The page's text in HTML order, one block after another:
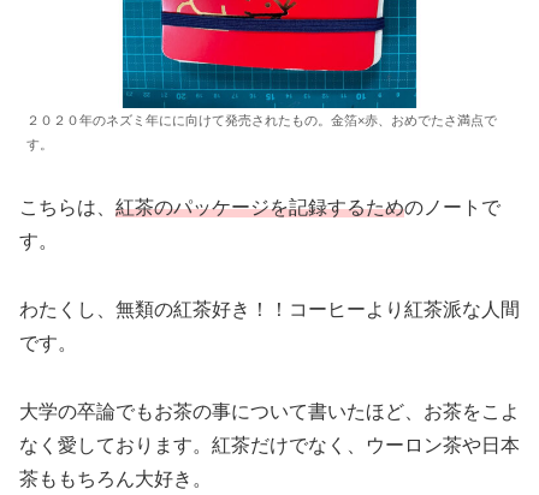
２０２０年のネズミ年にに向けて発売されたもの。金箔×赤、おめでたさ満点で
す。
こちらは、 紅茶のパッケージを記録するためのノートで
す。
わたくし、無類の紅茶好き！！コーヒーより紅茶派な人間
です。
大学の卒論でもお茶の事について書いたほど、お茶をこよ
なく愛しております。紅茶だけでなく、ウーロン茶や日本
茶ももちろん大好き。